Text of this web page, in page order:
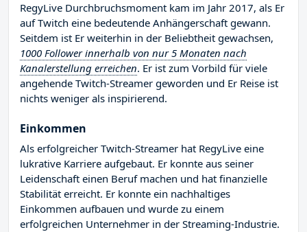
RegyLive Durchbruchsmoment kam im Jahr 2017, als Er
auf Twitch eine bedeutende Anhängerschaft gewann.
Seitdem ist Er weiterhin in der Beliebtheit gewachsen,
1000 Follower innerhalb von nur 5 Monaten nach
Kanalerstellung erreichen. Er ist zum Vorbild für viele
angehende Twitch-Streamer geworden und Er Reise ist
nichts weniger als inspirierend.
Einkommen
Als erfolgreicher Twitch-Streamer hat RegyLive eine
lukrative Karriere aufgebaut. Er konnte aus seiner
Leidenschaft einen Beruf machen und hat finanzielle
Stabilität erreicht. Er konnte ein nachhaltiges
Einkommen aufbauen und wurde zu einem
erfolgreichen Unternehmer in der Streaming-Industrie.